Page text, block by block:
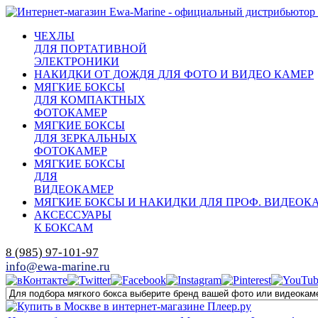
ЧЕХЛЫ
ДЛЯ ПОРТАТИВНОЙ
ЭЛЕКТРОНИКИ
НАКИДКИ ОТ ДОЖДЯ ДЛЯ ФОТО И ВИДЕО КАМЕР
МЯГКИЕ БОКСЫ
ДЛЯ КОМПАКТНЫХ
ФОТОКАМЕР
МЯГКИЕ БОКСЫ
ДЛЯ ЗЕРКАЛЬНЫХ
ФОТОКАМЕР
МЯГКИЕ БОКСЫ
ДЛЯ
ВИДЕОКАМЕР
МЯГКИЕ БОКСЫ И НАКИДКИ ДЛЯ ПРОФ.
АКСЕССУАРЫ
К БОКСАМ
8 (985) 97-101-97
info@ewa-marine.ru